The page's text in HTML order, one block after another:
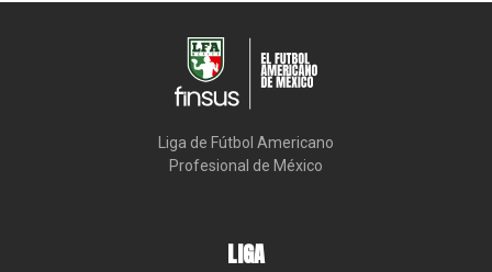
Liga de Fútbol Americano
Profesional de México
LIGA